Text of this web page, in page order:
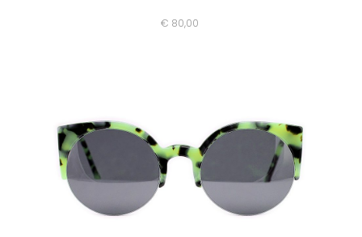
€ 80,00